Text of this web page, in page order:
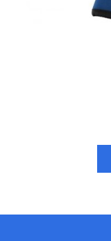
A4-Mappe.